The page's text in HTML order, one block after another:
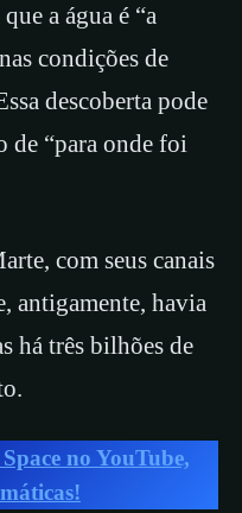
a água é “a
condições de
descoberta pode
de “para onde foi
com seus canais
antigamente, havia
há três bilhões de
no YouTube,